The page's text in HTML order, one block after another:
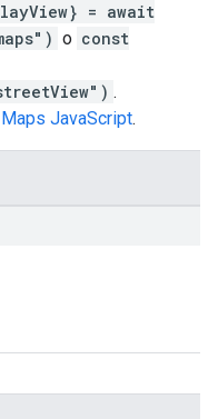
= await
o const
.
JavaScript.